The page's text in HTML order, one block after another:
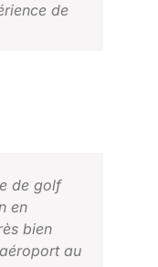
de
de golf
en
bien
au